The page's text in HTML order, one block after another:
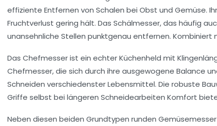
effiziente Entfernen von Schalen bei Obst und Gemüse.
Fruchtverlust gering hält. Das Schälmesser, das häufig
unansehnliche Stellen punktgenau entfernen.
Das Chefmesser ist ein echter Küchenheld mit
Chefmesser, die sich durch ihre ausgewogene Balance
Schneiden verschiedenster Lebensmittel. Die robuste
Griffe selbst bei längeren Schneidearbeiten Komfort
Neben diesen beiden Grundtypen runden Gemüsemesser